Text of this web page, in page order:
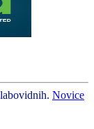
Novice